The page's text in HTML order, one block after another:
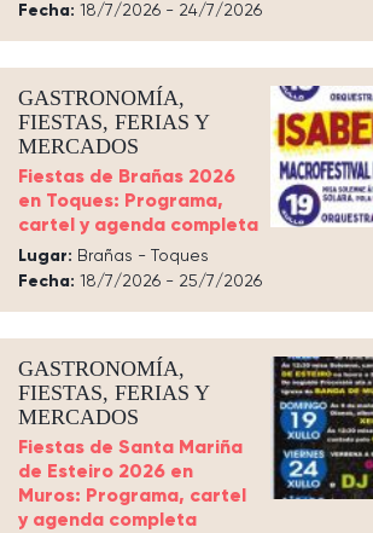
Fecha: 18/7/2026 - 24/7/2026
GASTRONOMÍA,
FIESTAS, FERIAS Y
MERCADOS
Fiestas de Brañas 2026
en Toques: Programa,
cartel y agenda completa
Lugar: Brañas - Toques
Fecha: 18/7/2026 - 25/7/2026
GASTRONOMÍA,
FIESTAS, FERIAS Y
MERCADOS
Fiestas de Santa Mariña
de Esteiro 2026 en
Muros: Programa, cartel
y agenda completa